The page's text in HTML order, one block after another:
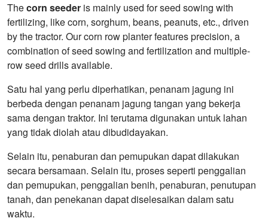
Volume
pemupukan
195L
Thecorn seeder is mainly used for seed sowing with
fertilizing, like corn, sorghum, beans, peanuts, etc., driven
by the tractor. Our corn row planter features precision, a
combination of seed sowing and fertilization and multiple-
row seed drills available.
Satu hal yang perlu diperhatikan, penanam jagung ini
berbeda dengan penanam jagung tangan yang bekerja
sama dengan traktor. Ini terutama digunakan untuk lahan
yang tidak diolah atau dibudidayakan.
Selain itu, penaburan dan pemupukan dapat dilakukan
secara bersamaan. Selain itu, proses seperti penggalian
dan pemupukan, penggalian benih, penaburan, penutupan
tanah, dan penekanan dapat diselesaikan dalam satu
waktu.